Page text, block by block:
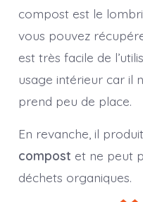
compost est le
vous pouvez
est très facile de
usage intérieur car il
prend peu de place.
En revanche, il
compost et ne peut
déchets organiques.